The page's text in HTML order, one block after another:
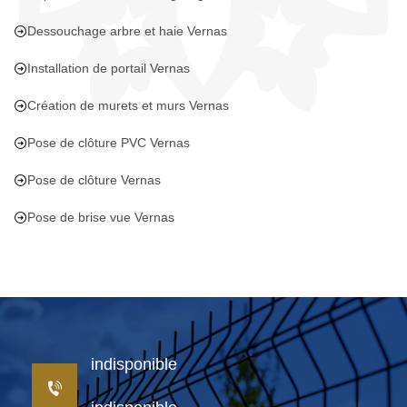
Dessouchage arbre et haie Vernas
Installation de portail Vernas
Création de murets et murs Vernas
Pose de clôture PVC Vernas
Pose de clôture Vernas
Pose de brise vue Vernas
indisponible